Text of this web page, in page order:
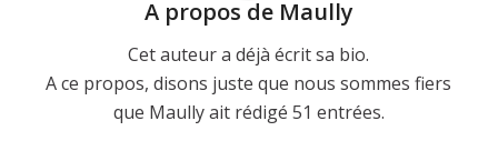
A propos de Maully
Cet auteur a déjà écrit sa bio.
A ce propos, disons juste que nous sommes fiers
que Maullyait rédigé 51 entrées.